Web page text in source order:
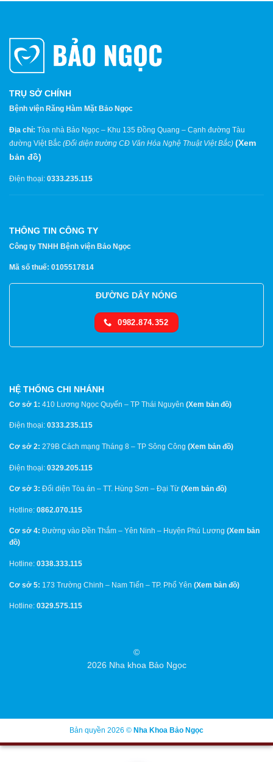
TRỤ SỞ CHÍNH
Bệnh viện Răng Hàm Mặt Bảo Ngọc
Địa chỉ: Tòa nhà Bảo Ngọc – Khu 135 Đồng Quang – Cạnh đường Tàu
đường Việt Bắc (Đối diện trường CĐ Văn Hóa Nghệ Thuật Việt Bắc) (Xem
bản đồ)
Điện thoại: 0333.235.115
THÔNG TIN CÔNG TY
Công ty TNHH Bệnh viện Bảo Ngọc
Mã số thuế: 0105517814
ĐƯỜNG DÂY NÓNG
0982.874.352
HỆ THỐNG CHI NHÁNH
Cơ sở 1: 410 Lương Ngọc Quyến – TP Thái Nguyên (Xem bản đồ)
Điện thoại: 0333.235.115
Cơ sở 2: 279B Cách mạng Tháng 8 – TP Sông Công (Xem bản đồ)
Điện thoại: 0329.205.115
Cơ sở 3: Đối diện Tòa án – TT. Hùng Sơn – Đại Từ (Xem bản đồ)
Hotline: 0862.070.115
Cơ sở 4: Đường vào Đền Thắm – Yên Ninh – Huyện Phú Lương (Xem bản
đồ)
Hotline: 0338.333.115
Cơ sở 5: 173 Trường Chinh – Nam Tiến – TP. Phổ Yên (Xem bản đồ)
Hotline: 0329.575.115
©
2026 Nha khoa Bảo Ngọc
Bản quyền 2026 © Nha Khoa Bảo Ngọc